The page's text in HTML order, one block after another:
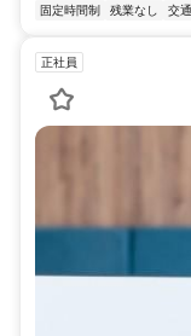
固定時間制 残業なし 交
正社員